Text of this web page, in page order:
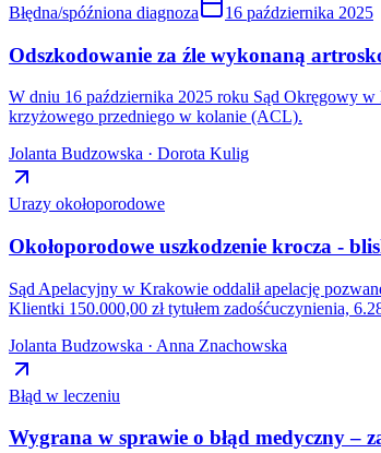
Błędna/spóźniona diagnoza 16 października 2025
Odszkodowanie za źle wykonaną
W dniu 16 października 2025 roku Sąd Okręgowy w
krzyżowego przedniego w kolanie (ACL).
Jolanta Budzowska · Dorota Kulig
Urazy okołoporodowe
Okołoporodowe uszkodzenie krocza -
Sąd Apelacyjny w Krakowie oddalił apelację
Klientki 150.000,00 zł tytułem zadośćuczynienia,
Jolanta Budzowska · Anna Znachowska
Błąd w leczeniu
Wygrana w sprawie o błąd medyczny –